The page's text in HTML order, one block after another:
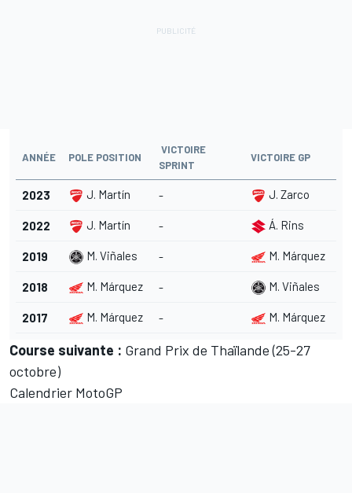
ANNÉE POLE POSITION
VICTOIRE
SPRINT
VICTOIRE GP
2023 J. Martín - J. Zarco
2022 J. Martín - Á. Rins
2019 M. Viñales - M. Márquez
2018 M. Márquez - M. Viñales
2017 M. Márquez - M. Márquez
Course suivante : Grand Prix de Thaïlande (25-27
octobre)
Calendrier MotoGP